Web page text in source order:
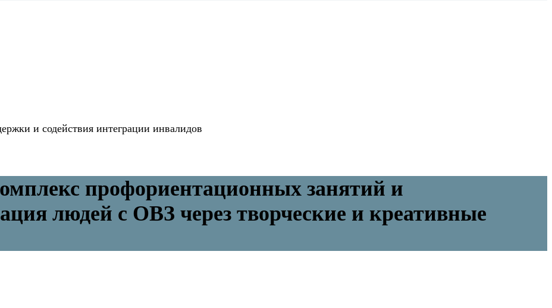
и содействия интеграции инвалидов
профориентационных занятий и
людей с ОВЗ через творческие и креативные